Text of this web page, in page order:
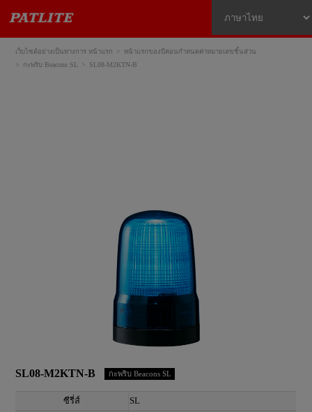
เว็บไซต์อย่างเป็นทางการ หน้าแรก
หน้าแรกของบีคอนกำหนดค่าหมายเลขชิ้นส่วน
กะพริบ Beacons SL
SL08-M2KTN-B
SL08-M2KTN-B กะพริบ Beacons SL
ซีรี่ส์
SL